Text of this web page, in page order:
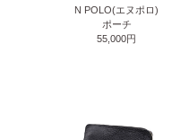
N POLO(エヌポロ)
ポーチ
55,000円